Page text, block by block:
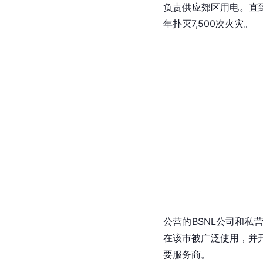
负责供应郊区用电。直
年扑灭7,500次火灾。
公营的BSNL公司和私
在该市被广泛使用，并
要服务商。